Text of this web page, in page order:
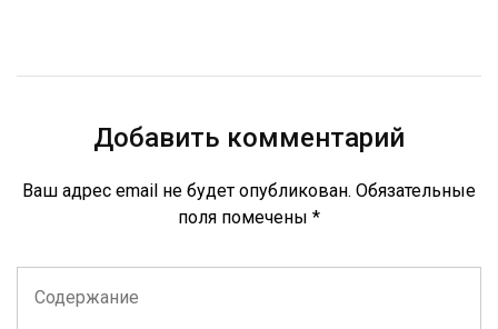
Кератин
у
нас.
Добавить комментарий
Ваш адрес email не будет опубликован. Обязательные
поля помечены *